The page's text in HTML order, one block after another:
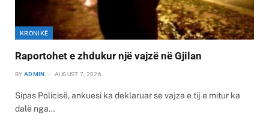
KRONIKË
Raportohet e zhdukur një vajzë në Gjilan
BY ADMIN AUGUST 7, 2026
Sipas Policisë, ankuesi ka deklaruar se vajza e tij e mitur ka
dalë nga…